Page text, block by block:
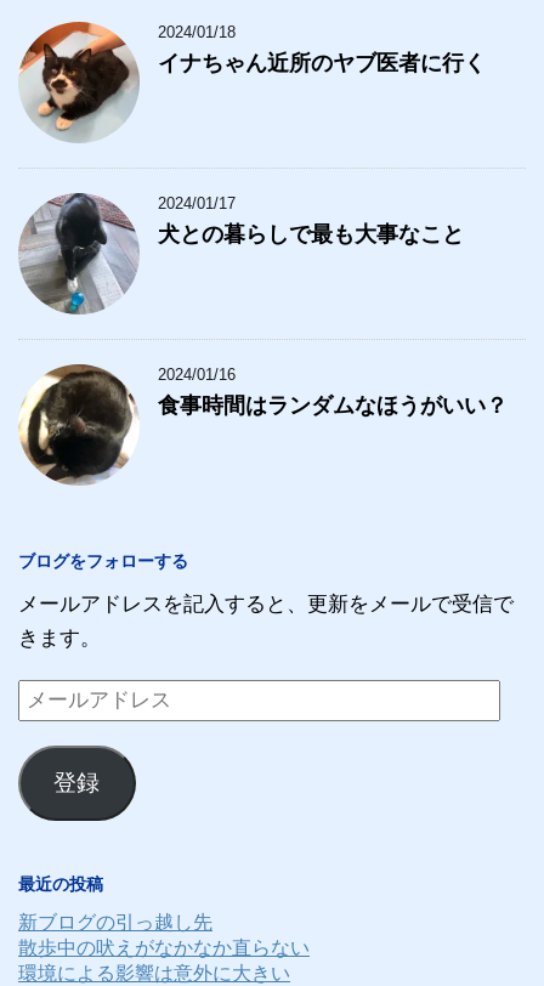
2024/01/18
イナちゃん近所のヤブ医者に行く
2024/01/17
犬との暮らしで最も大事なこと
2024/01/16
食事時間はランダムなほうがいい？
ブログをフォローする
メールアドレスを記入すると、更新をメールで受信で
きます。
メ
ル
ア
ス
登録
最近の投稿
新ブログの引っ越し先
散歩中の吠えがなかなか直らない
環境による影響は意外に大きい